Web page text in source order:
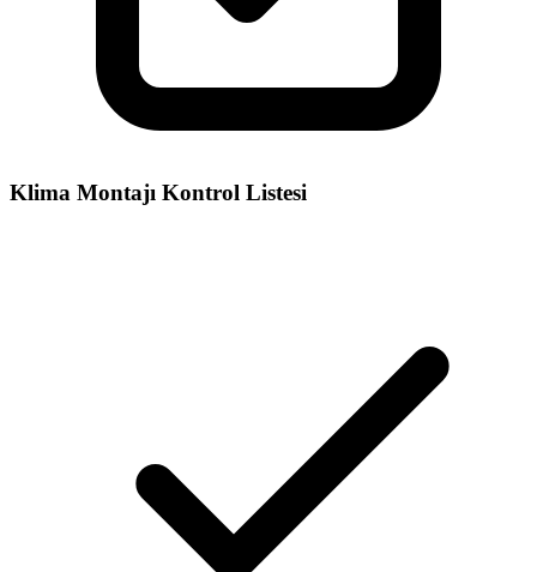
Klima Montajı Kontrol Listesi